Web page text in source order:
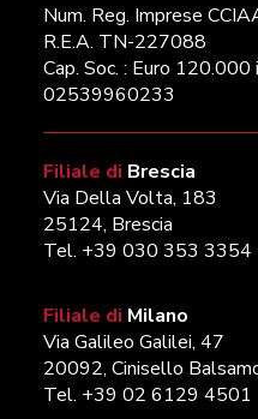
Num. Reg. Imprese
R.E.A. TN-227088
Cap. Soc. : Euro 120.000
02539960233
Filiale di Brescia
Via Della Volta, 183
25124, Brescia
Tel. +39 030 353 3354
Filiale di Milano
Via Galileo Galilei, 47
20092, Cinisello
Tel. +39 02 6129 4501